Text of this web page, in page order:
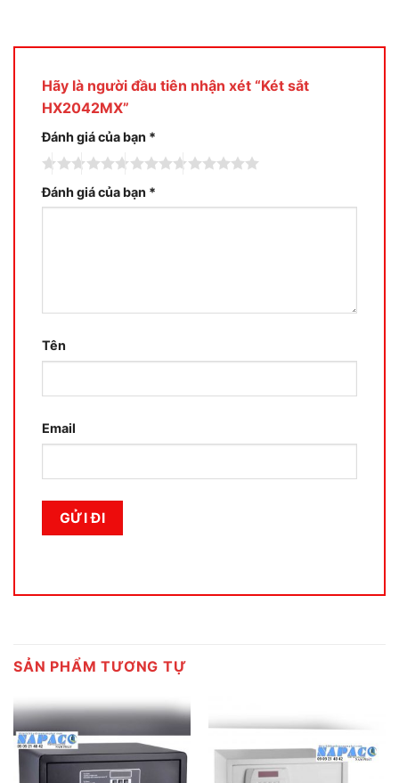
Hãy là người đầu tiên nhận xét “Két sắt
HX2042MX”
Đánh giá của bạn *
Đánh giá của bạn *
Tên
Email
SẢN PHẨM TƯƠNG TỰ